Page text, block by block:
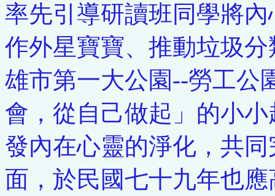
率先引導研讀班同學將
作外星寶寶、推動垃圾
雄市第一大公園--勞工公
會，從自己做起」的小
發內在心靈的淨化，共
面，於民國七十九年也